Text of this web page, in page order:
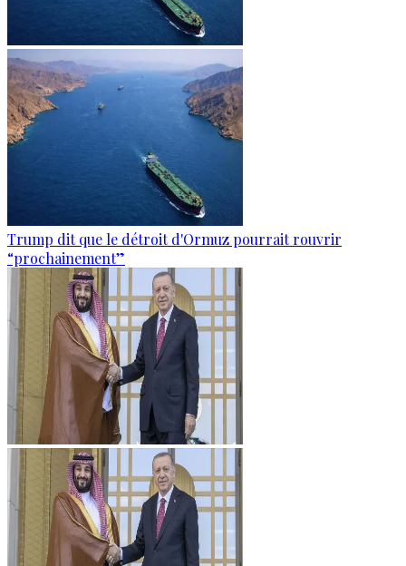
Trump dit que le détroit d'Ormuz pourrait rouvrir
“prochainement”